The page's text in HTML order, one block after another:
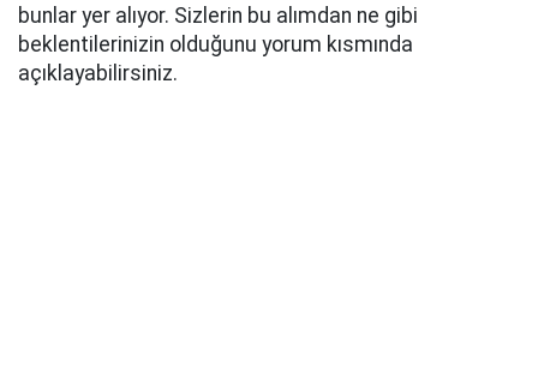
bunlar yer alıyor. Sizlerin bu alımdan ne gibi
beklentilerinizin olduğunu yorum kısmında
açıklayabilirsiniz.